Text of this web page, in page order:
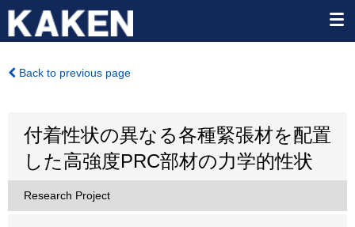
Back to previous page
付着性状の異なる各種緊張材を配置
した高強度PRC部材の力学的性状
Research Project